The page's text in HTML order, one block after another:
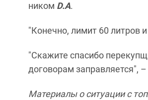
ником D.A.
"Конечно, лимит 60 литров
"Скажите спасибо
договорам заправляется",
Материалы о ситуации с